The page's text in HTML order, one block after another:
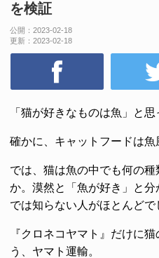
を検証
公開： 2023-02-18
更新： 2023-02-18
「猫が好きなものは魚」と思
確かに、キャットフードは魚
では、猫は魚の中でも何の
か。漠然と「魚が好き」と
では知らない人がほとんどで
『クロネコヤマト』だけに
う、ヤマト運輸。